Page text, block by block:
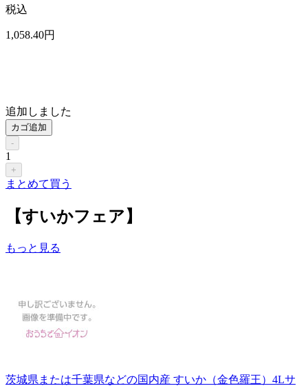
税込
1,058.40円
追加しました
カゴ追加
-
1
+
まとめて買う
【すいかフェア】
もっと見る
茨城県または千葉県などの国内産 すいか（金色羅王）4Lサ